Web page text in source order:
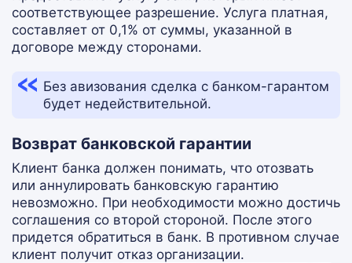
соответствующее разрешение. Услуга платная,
составляет от 0,1% от суммы, указанной в
договоре между сторонами.
Без авизования сделка с банком-гарантом
будет недействительной.
Возврат банковской гарантии
Клиент банка должен понимать, что отозвать
или аннулировать банковскую гарантию
невозможно. При необходимости можно достичь
соглашения со второй стороной. После этого
придется обратиться в банк. В противном случае
клиент получит отказ организации.